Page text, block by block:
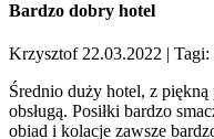
Bardzo dobry hotel
Krzysztof 22.03.2022 | Tagi:
Średnio duży hotel, z
obsługą. Posiłki bardzo
obiad i kolacje zawsze